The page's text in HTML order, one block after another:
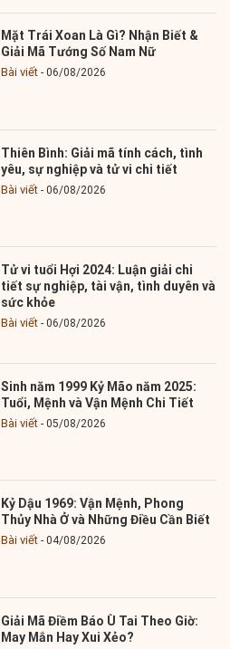
Mặt Trái Xoan Là Gì? Nhận Biết &
Giải Mã Tướng Số Nam Nữ
Bài viết 06/08/2026
Thiên Bình: Giải mã tính cách, tình
yêu, sự nghiệp và tử vi chi tiết
Bài viết 06/08/2026
Tử vi tuổi Hợi 2024: Luận giải chi
tiết sự nghiệp, tài vận, tình duyên và
sức khỏe
Bài viết 06/08/2026
Sinh năm 1999 Kỷ Mão năm 2025:
Tuổi, Mệnh và Vận Mệnh Chi Tiết
Bài viết 05/08/2026
Kỷ Dậu 1969: Vận Mệnh, Phong
Thủy Nhà Ở và Những Điều Cần Biết
Bài viết 04/08/2026
Giải Mã Điềm Báo Ù Tai Theo Giờ:
May Mắn Hay Xui Xẻo?